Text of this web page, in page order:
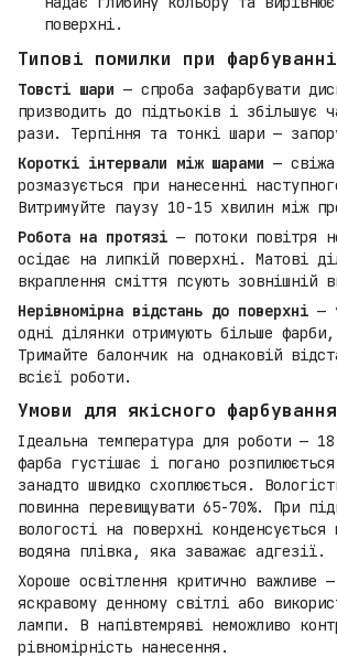
поверхні.
Типові помилки при фарбуванні
Товсті шари — спроба зафарбувати
призводить до підтьоків і збільшує
рази. Терпіння та тонкі шари —
Короткі інтервали між шарами —
розмазується при нанесенні
Витримуйте паузу 10-15 хвилин між
Робота на протязі — потоки повітря
осідає на липкій поверхні. Матові
вкраплення сміття псують зовнішній
Нерівномірна відстань до поверхні —
одні ділянки отримують більше
Тримайте балончик на однаковій
всієї роботи.
Умови для якісного фарбування
Ідеальна температура для роботи —
фарба густішає і погано
занадто швидко схоплюється.
повинна перевищувати 65-70%. При
вологості на поверхні конденсується
водяна плівка, яка заважає адгезії.
Хороше освітлення критично важливе
яскравому денному світлі або
лампи. В напівтемряві неможливо
рівномірність нанесення.